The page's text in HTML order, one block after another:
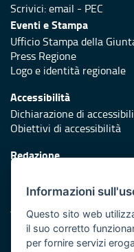
Scrivici:email - PEC
Eventi e Stampa
Ufficio Stampa della
Press Regione
Logo e identità regionale
Accessibilità
Dichiarazione di
Obiettivi di accessibilità
Redazione
Protezione civile
Vai al sito di Protezione
Iniziativa finanziata con
Informazioni
Questo sito web
il suo corretto
per fornire servizi